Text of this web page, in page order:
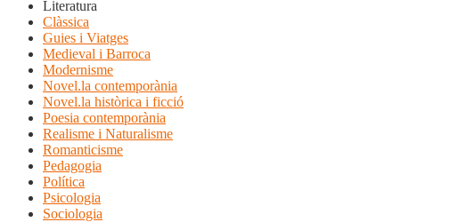
Literatura
Clàssica
Guies i Viatges
Medieval i Barroca
Modernisme
Novel.la contemporània
Novel.la històrica i ficció
Poesia contemporània
Realisme i Naturalisme
Romanticisme
Pedagogia
Política
Psicologia
Sociologia